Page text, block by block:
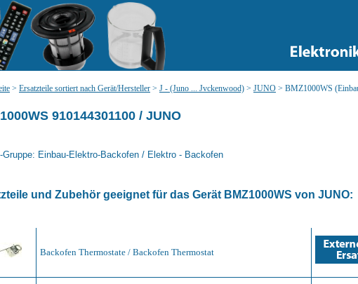
910144301100 / JUNO
Gruppe: Einbau-Elektro-Backofen / Elektro - Backofen
und Zubehör geeignet für das Gerät BMZ1000WS von JUNO:
Backofen Thermostate / Backofen Thermostat
> Ersatzteile sortiert nach Gerät/Hersteller > J - (Juno ... Jvckenwood) > JUNO > BMZ1000WS